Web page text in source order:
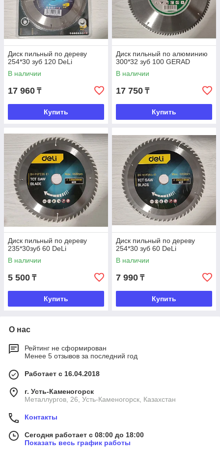
Диск пильный по дереву
254*30 зуб 120 DeLi
В наличии
17 960 ₸
Купить
Диск пильный по алюминию
300*32 зуб 100 GERAD
В наличии
17 750 ₸
Купить
Диск пильный по дереву
235*30зуб 60 DeLi
В наличии
5 500 ₸
Купить
Диск пильный по дереву
254*30 зуб 60 DeLi
В наличии
7 990 ₸
Купить
О нас
Рейтинг не сформирован
Менее 5 отзывов за последний год
Работает с 16.04.2018
г. Усть-Каменогорск
Металлургов, 26, Усть-Каменогорск, Казахстан
Контакты
Сегодня работает с 08:00 до 18:00
Показать весь график работы